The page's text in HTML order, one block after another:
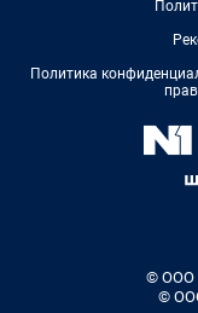
Политика
© ООО
©